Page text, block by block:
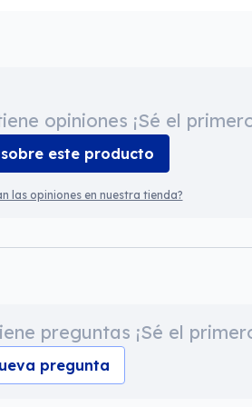
opiniones ¡Sé el
este producto
las opiniones en nuestra tienda?
preguntas ¡Sé el
pregunta